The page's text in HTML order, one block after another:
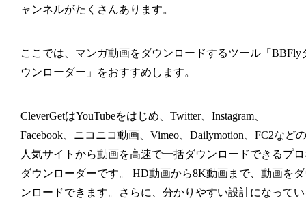
ャンネルがたくさんあります。
ここでは、マンガ動画をダウンロードするツール「BBFly
ウンローダー」をおすすめします。
CleverGetはYouTubeをはじめ、Twitter、Instagram、
Facebook、ニコニコ動画、Vimeo、Dailymotion、FC2などの
人気サイトから動画を高速で一括ダウンロードできるプ
ダウンローダーです。 HD動画から8K動画まで、動画を
ンロードできます。さらに、分かりやすい設計になって